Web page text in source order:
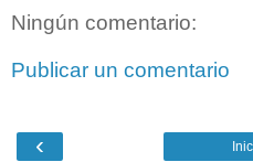
Ningún comentario:
Publicar un comentario
‹